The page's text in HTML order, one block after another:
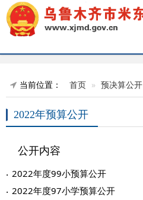
当前位置： 首页 预决算公开
2022年预算公开
公开内容
2022年度99小预算公开
2022年度97小学预算公开